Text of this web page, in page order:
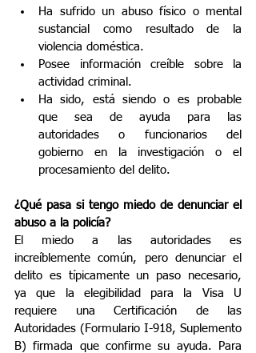
Ha sufrido un abuso físico o mental
sustancial como resultado de la
violencia doméstica.
Posee información creíble sobre la
actividad criminal.
Ha sido, está siendo o es probable
que sea de ayuda para las
autoridades o funcionarios del
gobierno en la investigación o el
procesamiento del delito.
¿Qué pasa si tengo miedo de denunciar el
abuso a la policía?
El miedo a las autoridades es
increíblemente común, pero denunciar el
delito es típicamente un paso necesario,
ya que la elegibilidad para la Visa U
requiere una Certificación de las
Autoridades (Formulario I-918, Suplemento
B) firmada que confirme su ayuda. Para